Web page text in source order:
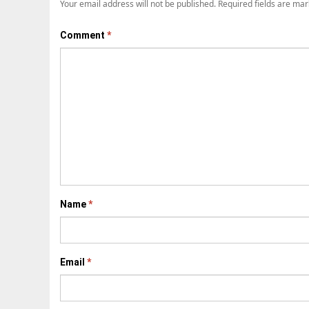
Your email address will not be published. Required fields are
Comment *
Name*
Email *